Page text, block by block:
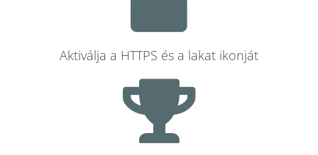
Aktiválja a HTTPS és a lakat ikonját